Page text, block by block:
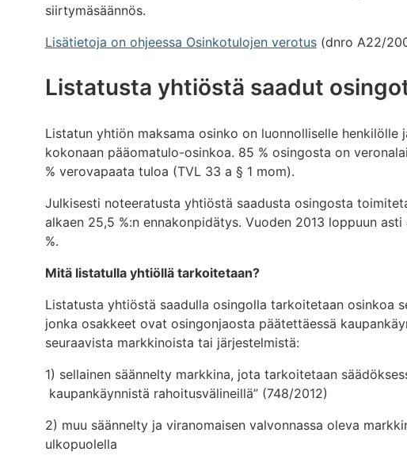
siirtymäsäännös.
Lisätietoja on ohjeessa Osinkotulojen verotus(dnro A22/
Listatusta yhtiöstä saadut
Listatun yhtiön maksama osinko on luonnolliselle henkilölle
kokonaan pääomatulo-osinkoa. 85 % osingosta on
% verovapaata tuloa (TVL 33 a § 1 mom).
Julkisesti noteeratusta yhtiöstä saadusta osingosta
alkaen 25,5 %:n ennakonpidätys. Vuoden 2013 loppuun
%.
Mitä listatulla yhtiöllä tarkoitetaan?
Listatusta yhtiöstä saadulla osingolla tarkoitetaan osinkoa
jonka osakkeet ovat osingonjaosta päätettäessä
seuraavista markkinoista tai järjestelmistä:
1) sellainen säännelty markkina, jota tarkoitetaan
kaupankäynnistä rahoitusvälineillä” (748/2012)
2) muu säännelty ja viranomaisen valvonnassa oleva
ulkopuolella